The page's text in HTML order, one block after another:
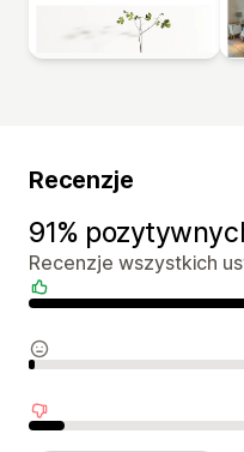
Recenzje
91%
Recenzje wszystkich
Pozytywne recenzje
Neutralne recenzje
Negatywne recenzje